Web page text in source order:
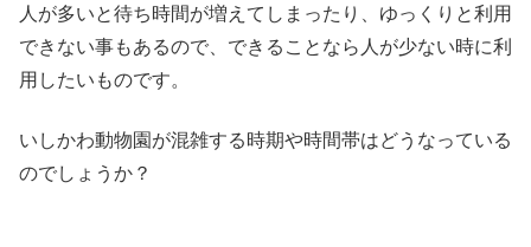
人が多いと待ち時間が増えてしまったり、ゆっくりと利用
できない事もあるので、できることなら人が少ない時に利
用したいものです。
いしかわ動物園が混雑する時期や時間帯はどうなっている
のでしょうか？